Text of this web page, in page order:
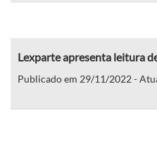
Lexparte apresenta leitura
Publicado em 29/11/2022 -